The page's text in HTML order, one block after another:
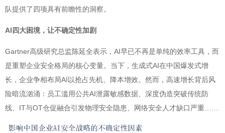
队提供了四项具有前瞻性的洞察。
AI四大困境，让不确定性加剧
Gartner高级研究总监陈延全表示，AI早已不再是单纯的效率工具，而
是重塑企业安全格局的核心变量。当下，生成式AI在中国爆发式增
长，企业争相布局AI以抢占先机、降本增效。然而，高速增长背后风
险暗流汹涌：员工滥用公共AI泄露敏感数据、深度伪造突破传统防
线、IT与OT仓促融合引发物理安全隐患、网络安全人才缺口严重……